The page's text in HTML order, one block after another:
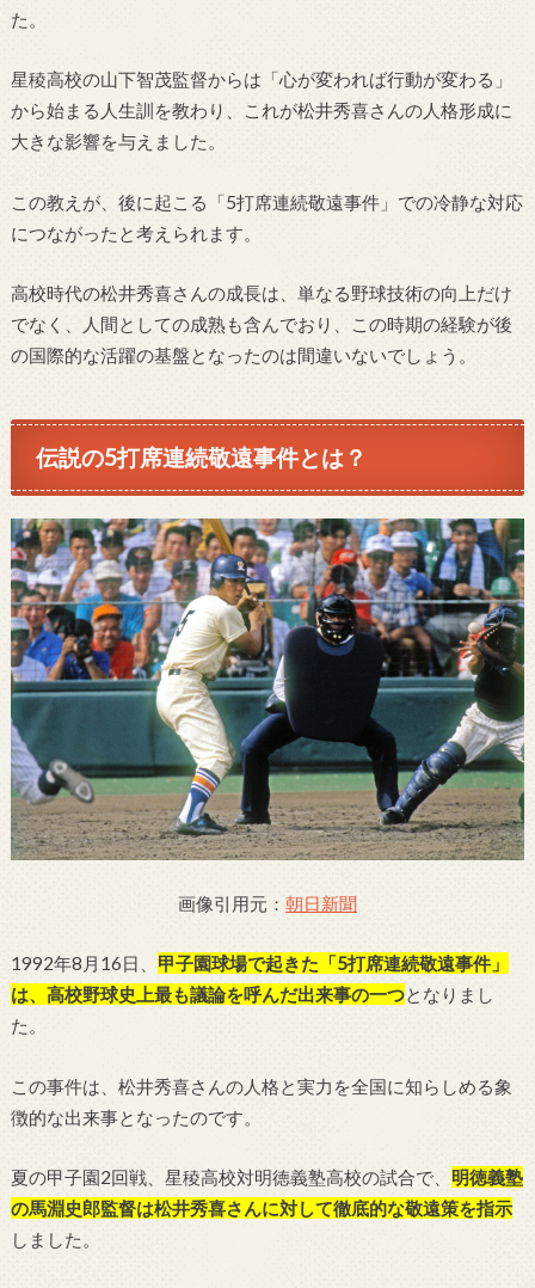
た。
星稜高校の山下智茂監督からは「心が変われば行動が変わる」
から始まる人生訓を教わり、これが松井秀喜さんの人格形成に
大きな影響を与えました。
この教えが、後に起こる「5打席連続敬遠事件」での冷静な対応
につながったと考えられます。
高校時代の松井秀喜さんの成長は、単なる野球技術の向上だけ
でなく、人間としての成熟も含んでおり、この時期の経験が後
の国際的な活躍の基盤となったのは間違いないでしょう。
伝説の5打席連続敬遠事件とは？
画像引用元： 朝日新聞
1992年8月16日、 甲子園球場で起きた「5打席連続敬遠事件」
は、高校野球史上最も議論を呼んだ出来事の一つとなりまし
た。
この事件は、松井秀喜さんの人格と実力を全国に知らしめる象
徴的な出来事となったのです。
夏の甲子園2回戦、星稜高校対明徳義塾高校の試合で、 明徳義塾
の馬淵史郎監督は松井秀喜さんに対して徹底的な敬遠策を指示
しました。